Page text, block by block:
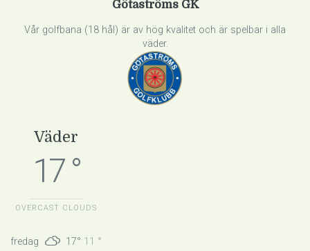
Götaströms GK
Vår golfbana (18 hål) är av hög kvalitet och är spelbar i alla
väder.
Väder
17 °
OVERCAST CLOUDS
fredag 17° 11 °